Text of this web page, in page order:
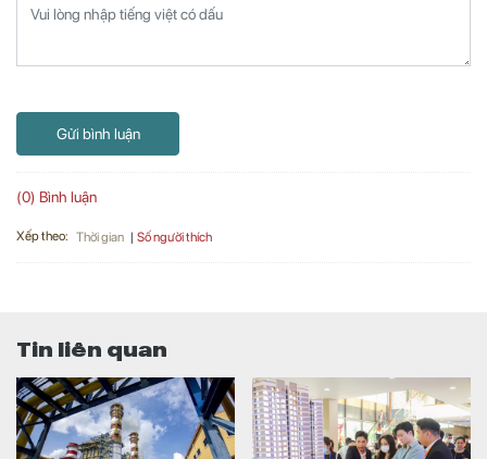
Gửi bình luận
(0) Bình luận
Xếp theo: Thời gian Số người thích
Tin liên quan